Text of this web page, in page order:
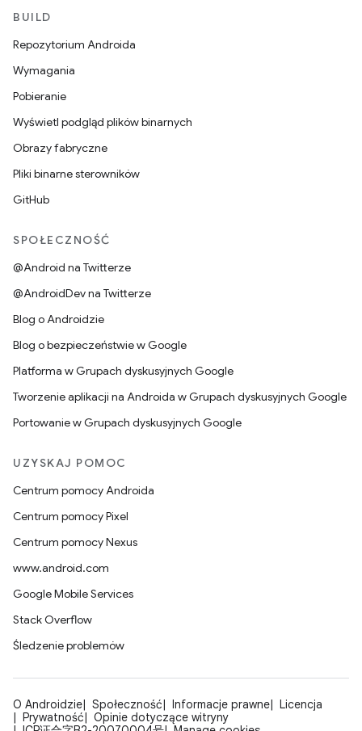
BUILD
Repozytorium Androida
Wymagania
Pobieranie
Wyświetl podgląd plików binarnych
Obrazy fabryczne
Pliki binarne sterowników
GitHub
SPOŁECZNOŚĆ
@Android na Twitterze
@AndroidDev na Twitterze
Blog o Androidzie
Blog o bezpieczeństwie w Google
Platforma w Grupach dyskusyjnych Google
Tworzenie aplikacji na Androida w Grupach dyskusyjnych Google
Portowanie w Grupach dyskusyjnych Google
UZYSKAJ POMOC
Centrum pomocy Androida
Centrum pomocy Pixel
Centrum pomocy Nexus
www.android.com
Google Mobile Services
Stack Overflow
Śledzenie problemów
O Androidzie Społeczność Informacje prawne
Licencja
Prywatność
Opinie dotyczące witryny